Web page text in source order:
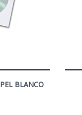
BLANCO